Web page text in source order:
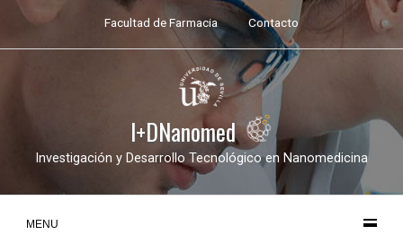
Facultad de Farmacia Contacto
I+DNanomed
Investigación y Desarrollo Tecnológico en Nanomedicina
MENU